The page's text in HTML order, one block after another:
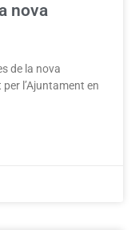
nova
de la nova
l’Ajuntament en